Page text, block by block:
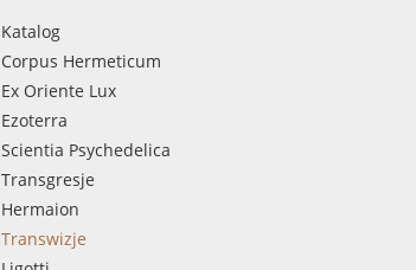
Katalog
Corpus Hermeticum
Ex Oriente Lux
Ezoterra
Scientia Psychedelica
Transgresje
Hermaion
Transwizje